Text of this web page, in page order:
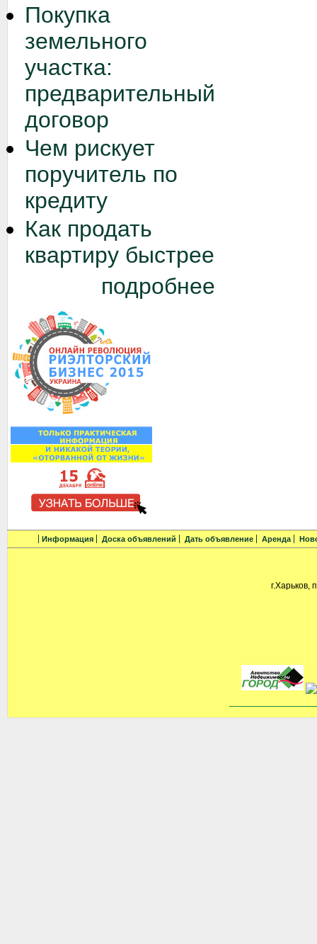
Покупка
земельного
участка:
предварительный
договор
Чем рискует
поручитель по
кредиту
Как продать
квартиру быстрее
подробнее
Информация Доска объявлений Дать объявление Аренда
г.Харьков,